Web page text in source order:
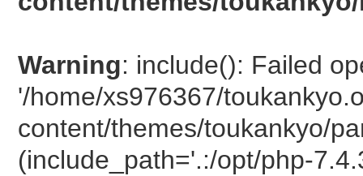
Warning: include(): Failed
'/home/xs976367/
content/themes/toukankyo/
(include_path='.:/opt/php-